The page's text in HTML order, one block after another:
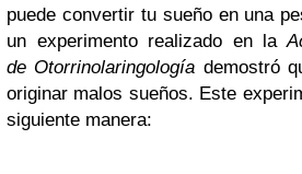
puede convertir tu sueño en una
un experimento realizado en la
de Otorrinolaringología demostró
originar malos sueños. Este
siguiente manera: